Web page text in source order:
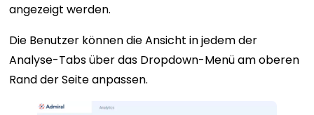
angezeigt werden.
Die Benutzer können die Ansicht in jedem der
Analyse-Tabs über das Dropdown-Menü am oberen
Rand der Seite anpassen.